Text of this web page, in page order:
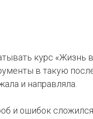
курс «Жизнь
в такую
и направляла.
и ошибок